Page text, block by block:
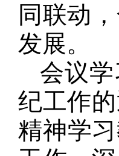
同联动
发展。
会议
纪工作
精神学